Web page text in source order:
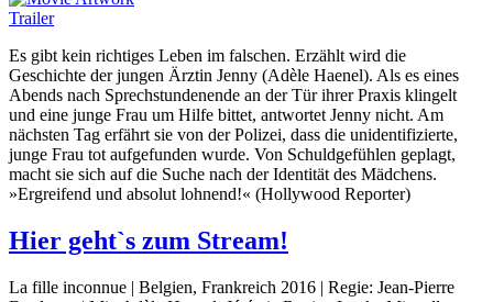
Trailer
Es gibt kein richtiges Leben im falschen. Erzählt wird die
Geschichte der jungen Ärztin Jenny (Adèle Haenel). Als es eines
Abends nach Sprechstundenende an der Tür ihrer Praxis klingelt
und eine junge Frau um Hilfe bittet, antwortet Jenny nicht. Am
nächsten Tag erfährt sie von der Polizei, dass die unidentifizierte,
junge Frau tot aufgefunden wurde. Von Schuldgefühlen geplagt,
macht sie sich auf die Suche nach der Identität des Mädchens.
»Ergreifend und absolut lohnend!« (Hollywood Reporter)
Hier geht`s zum Stream!
La fille inconnue | Belgien, Frankreich 2016 | Regie: Jean-Pierre